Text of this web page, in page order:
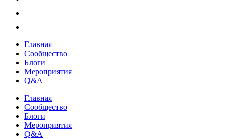
Главная
Сообщество
Блоги
Мероприятия
Q&A
Главная
Сообщество
Блоги
Мероприятия
Q&A